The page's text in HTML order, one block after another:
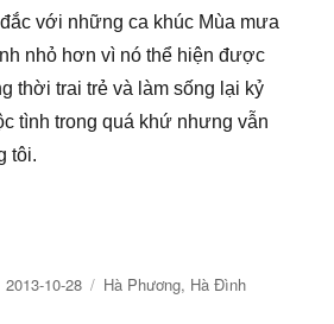
với những ca khúc Mùa mưa
nhỏ hơn vì nó thể hiện được
thời trai trẻ và làm sống lại kỷ
tình trong quá khứ nhưng vẫn
tôi.
Đăng
2013-10-28
Chuyên
Hà Phương, Hà Đình